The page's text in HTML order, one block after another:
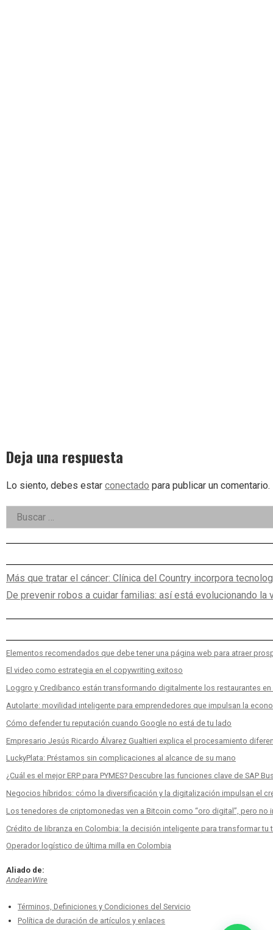
Deja una respuesta
Lo siento, debes estar conectado para publicar un comentario.
Right
Asides
Buscar:
Más que tratar el cáncer: Clínica del Country incorpora
De prevenir robos a cuidar familias: así está evolucionando
Elementos recomendados que debe tener una página web para atraer
El video como estrategia en el copywriting exitoso
Loggro y Credibanco están transformando digitalmente los restaurantes
Autolarte: movilidad inteligente para emprendedores que impulsan la
Cómo defender tu reputación cuando Google no está de tu lado
Empresario Jesús Ricardo Álvarez Gualtieri explica el procesamiento
LuckyPlata: Préstamos sin complicaciones al alcance de su mano
¿Cuál es el mejor ERP para PYMES? Descubre las funciones clave de SAP
Negocios híbridos: cómo la diversificación y la digitalización impulsan el
Los tenedores de criptomonedas ven a Bitcoin como “oro digital”, pero no
Crédito de libranza en Colombia: la decisión inteligente para transformar tu
Operador logístico de última milla en Colombia
Aliado de:
AndeanWire
Términos, Definiciones y Condiciones del Servicio
Política de duración de artículos y enlaces